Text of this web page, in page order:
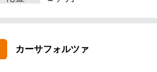
カーサフォルツァ